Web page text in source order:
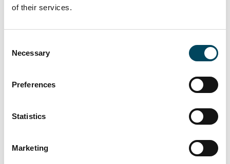
of their services.
Selection
Necessary
Preferences
Statistics
Marketing
med gott renommé. Jag är övertygad om att
förvalta och ta hand om hyresgästerna på
bästa sätt, säger Therese Lundh, affärschef på
Peab Bostad.
moderna bostäder i Regementsstaden som
centrum. Projektet, som utvecklas av Peab